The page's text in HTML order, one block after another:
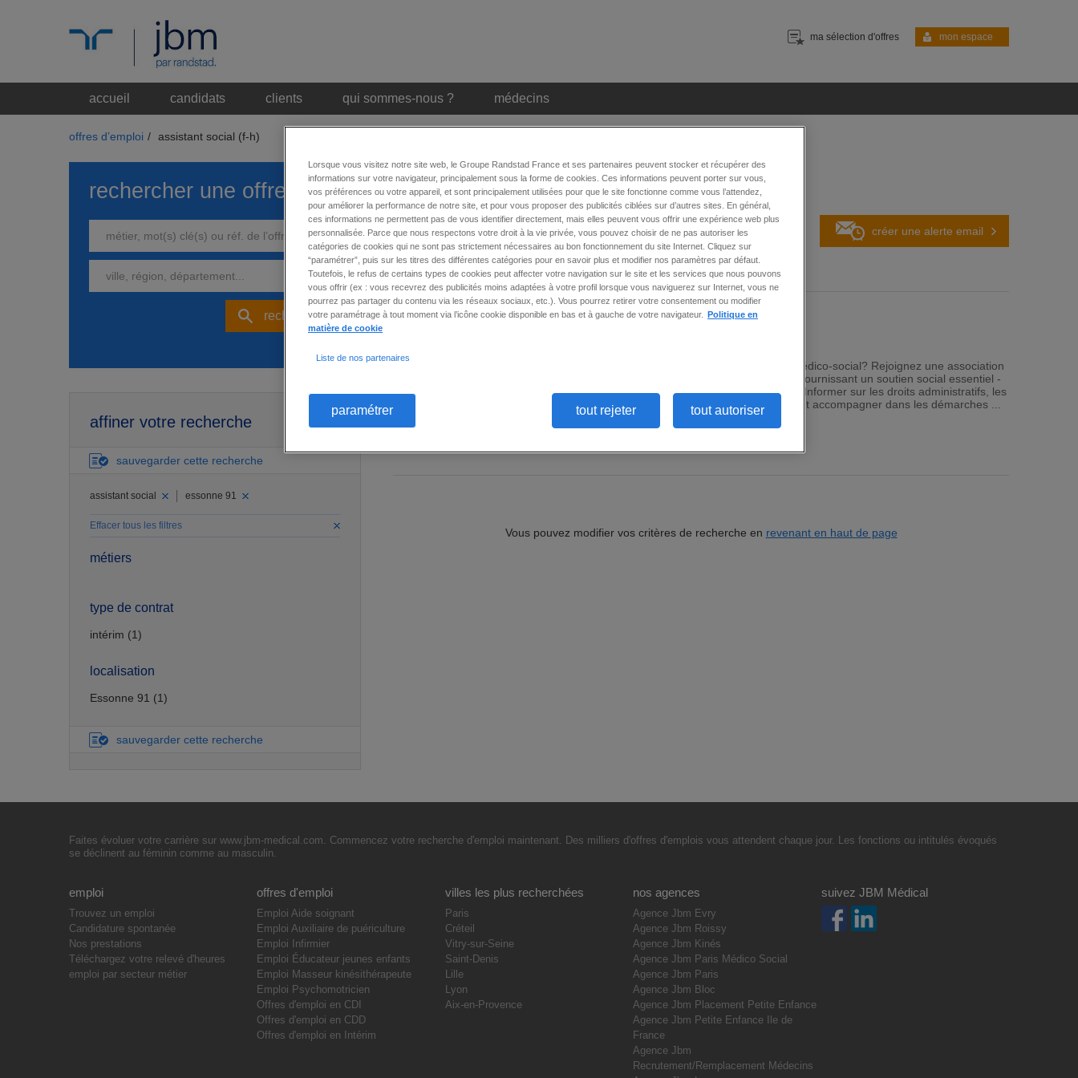
ma sélection d'offres mon espace
accueil candidats clients qui sommes-nous ? médecins
offres d’emploi / assistant social (f-h)
Toutes nos offres d’emplois
1offre(s)d'emploi créer une alerte email
par page trier par
Serez-vous l'Assistant social (F/H) qui transformera des vies en établissement médico-social? Rejoignez une association
dynamique où vous accompagnerez des personnes en situation de précarité en fournissant un soutien social essentiel -
Accueillir et établir un diagnostic social partagé avec les personnes en difficulté - Informer sur les droits administratifs, les
aides sociales, et les recours possibles - Construire un plan d'aide personnalisé et accompagner dans les démarches ...
Vous pouvez modifier vos critères de recherche en revenant en haut de page
rechercher une offre
rechercher
affiner votre recherche
sauvegarder cette recherche
assistant social essonne 91
Effacer tous les filtres
métiers
type de contrat
intérim (1)
localisation
Essonne 91 (1)
sauvegarder cette recherche
Faites évoluer votre carrière sur www.jbm-medical.com. Commencez votre recherche d'emploi maintenant. Des milliers d'offres d'emplois vous attendent chaque jour. Les fonctions ou intitulés évoqués
se déclinent au féminin comme au masculin.
emploi
Trouvez un emploi
Candidature spontanée
Nos prestations
Téléchargez votre relevé d'heures
emploi par secteur métier
offres d'emploi
Emploi Aide soignant
Emploi Auxiliaire de puériculture
Emploi Infirmier
Emploi Éducateur jeunes enfants
Emploi Masseur kinésithérapeute
Emploi Psychomotricien
Offres d'emploi en CDI
Offres d'emploi en CDD
Offres d'emploi en Intérim
villes les plus recherchées
Paris
Créteil
Vitry-sur-Seine
Saint-Denis
Lille
Lyon
Aix-en-Provence
nos agences
Agence Jbm Evry
Agence Jbm Roissy
Agence Jbm Kinés
Agence Jbm Paris Médico Social
Agence Jbm Paris
Agence Jbm Bloc
Agence Jbm Placement Petite Enfance
Agence Jbm Petite Enfance Ile de
France
Agence Jbm
Recrutement/Remplacement Médecins
suivez JBM Médical
Lorsque vous visitez notre site web, le Groupe Randstad France et ses partenaires peuvent stocker et récupérer des
informations sur votre navigateur, principalement sous la forme de cookies. Ces informations peuvent porter sur vous,
vos préférences ou votre appareil, et sont principalement utilisées pour que le site fonctionne comme vous l’attendez,
pour améliorer la performance de notre site, et pour vous proposer des publicités ciblées sur d’autres sites. En général,
ces informations ne permettent pas de vous identifier directement, mais elles peuvent vous offrir une expérience web plus
personnalisée. Parce que nous respectons votre droit à la vie privée, vous pouvez choisir de ne pas autoriser les
catégories de cookies qui ne sont pas strictement nécessaires au bon fonctionnement du site Internet. Cliquez sur
“paramétrer”, puis sur les titres des différentes catégories pour en savoir plus et modifier nos paramètres par défaut.
Toutefois, le refus de certains types de cookies peut affecter votre navigation sur le site et les services que nous pouvons
vous offrir (ex : vous recevrez des publicités moins adaptées à votre profil lorsque vous naviguerez sur Internet, vous ne
pourrez pas partager du contenu via les réseaux sociaux, etc.). Vous pourrez retirer votre consentement ou modifier
votre paramétrage à tout moment via l’icône cookie disponible en bas et à gauche de votre navigateur. Politique en
matière de cookie
Liste de nos partenaires
paramétrer tout rejeter tout autoriser